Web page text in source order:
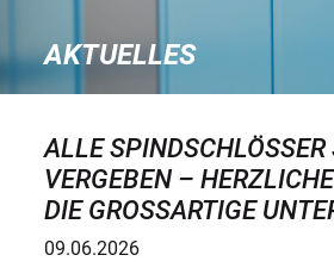
AKTUELLES
ALLE SPINDSCHLÖSSER
VERGEBEN –
DIE GROSSARTIGE
09.06.2026